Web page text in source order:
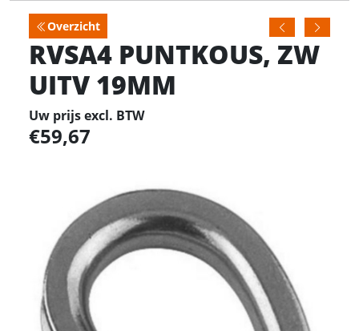
Overzicht
RVSA4 PUNTKOUS, ZW
UITV 19MM
Uw prijs excl. BTW
59,67